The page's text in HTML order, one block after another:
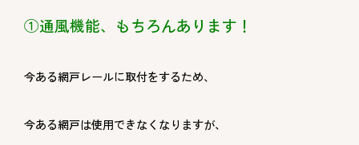
①通風機能、もちろんあります！
今ある網戸レールに取付をするため、
今ある網戸は使用できなくなりますが、